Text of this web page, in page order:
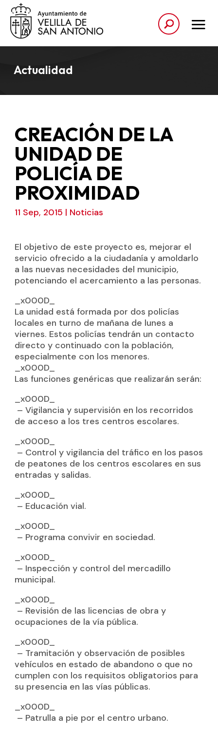
Actualidad
CREACIÓN DE LA
UNIDAD DE
POLICÍA DE
PROXIMIDAD
11 Sep, 2015 | Noticias
El objetivo de este proyecto es, mejorar el
servicio ofrecido a la ciudadanía y amoldarlo
a las nuevas necesidades del municipio,
potenciando el acercamiento a las personas.
_x000D_
La unidad está formada por dos policías
locales en turno de mañana de lunes a
viernes. Estos policías tendrán un contacto
directo y continuado con la población,
especialmente con los menores.
_x000D_
Las funciones genéricas que realizarán serán:
_x000D_
– Vigilancia y supervisión en los recorridos
de acceso a los tres centros escolares.
_x000D_
– Control y vigilancia del tráfico en los pasos
de peatones de los centros escolares en sus
entradas y salidas.
_x000D_
– Educación vial.
_x000D_
– Programa convivir en sociedad.
_x000D_
– Inspección y control del mercadillo
municipal.
_x000D_
– Revisión de las licencias de obra y
ocupaciones de la vía pública.
_x000D_
– Tramitación y observación de posibles
vehículos en estado de abandono o que no
cumplen con los requisitos obligatorios para
su presencia en las vías públicas.
_x000D_
– Patrulla a pie por el centro urbano.